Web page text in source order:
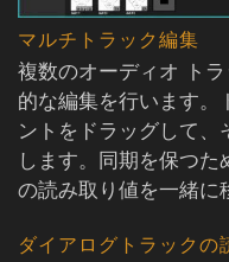
マルチトラック編集
複数のオーディオ ト
的な編集を行います。
ントをドラッグして、
します。同期を保つた
の読み取り値を一緒に
ダイアログトラックの